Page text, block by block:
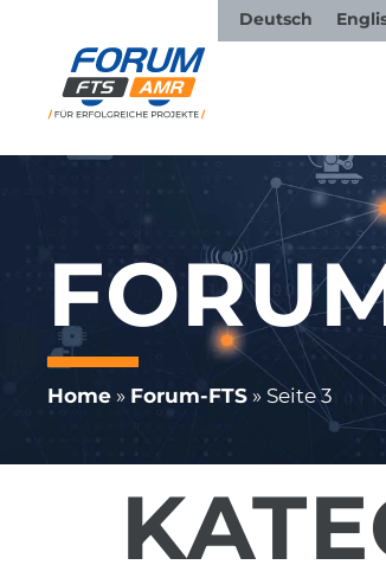
Deutsch
Home » Forum-FTS » Seite 3